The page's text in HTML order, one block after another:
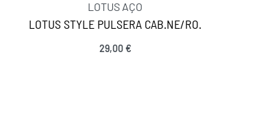
LOTUS AÇO
LOTUS STYLE PULSERA CAB.NE/RO.
29,00€